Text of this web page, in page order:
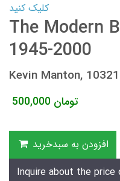
کلیک کنید
The Modern
1945-2000
Kevin Manton,
500,000 تومان
افزودن به سبدخرید
Inquire about the